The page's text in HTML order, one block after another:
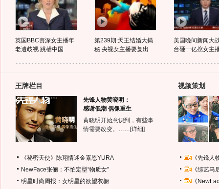
英国BBC资深女主播年
老遭歧视 跳槽中国
第239期:天王结婚大揭
秘 央视女主播要复出
美国晚间新闻大
台砸一亿挖女主
王牌栏目
先锋人物黄晓明：
感谢低潮 偶像重生
黄晓明开始意识到，有些事
情需要改变。…… [详细]
《秘密天使》陈翔情迷金素恩YURA
NewFace张俪：不怕定型“物质女”
明星时尚周报：女明星的欲望衣橱
视频策划
《先锋
《综艺
《